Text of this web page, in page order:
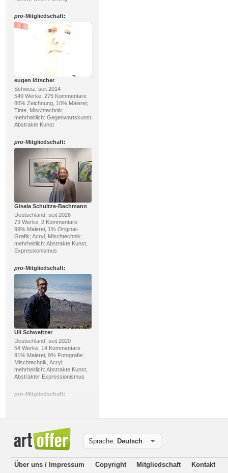
pro-Mitgliedschaft:
eugen lötscher
Schweiz, seit 2014
549 Werke, 275 Kommentare
86% Zeichnung, 10% Malerei;
Tinte, Mischtechnik;
mehrheitlich: Gegenwartskunst,
Abstrakte Kunst
pro-Mitgliedschaft:
Gisela Schultze-Bachmann
Deutschland, seit 2026
73 Werke, 2 Kommentare
99% Malerei, 1% Original-
Grafik; Acryl, Mischtechnik;
mehrheitlich: Abstrakte Kunst,
Expressionismus
pro-Mitgliedschaft:
Uli Schweitzer
Deutschland, seit 2020
54 Werke, 14 Kommentare
91% Malerei, 9% Fotografie;
Mischtechnik, Acryl;
mehrheitlich: Abstrakte Kunst,
Abstrakter Expressionismus
pro-Mitgliedschaft:
Sprache: Deutsch
Über uns / Impressum Copyright Mitgliedschaft Kontakt